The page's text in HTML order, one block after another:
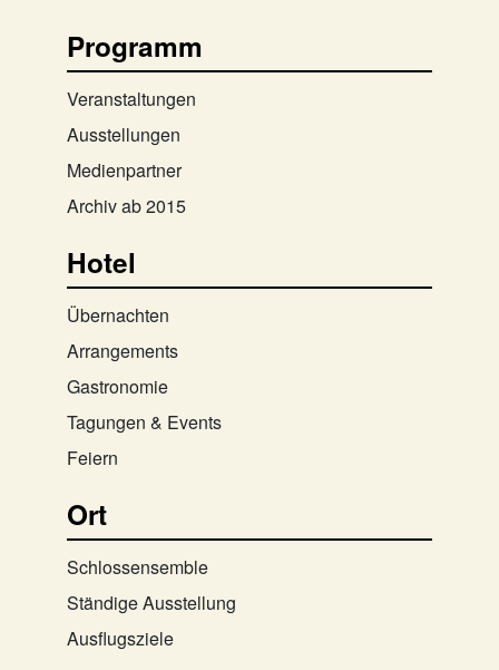
Programm
Veranstaltungen
Ausstellungen
Medienpartner
Archiv ab 2015
Hotel
Übernachten
Arrangements
Gastronomie
Tagungen & Events
Feiern
Ort
Schlossensemble
Ständige Ausstellung
Ausflugsziele